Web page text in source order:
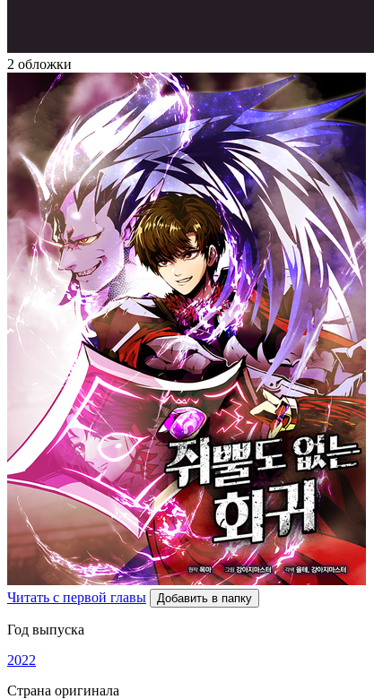
2 обложки
Читать с первой главы Добавить в папку
Год выпуска
2022
Страна оригинала